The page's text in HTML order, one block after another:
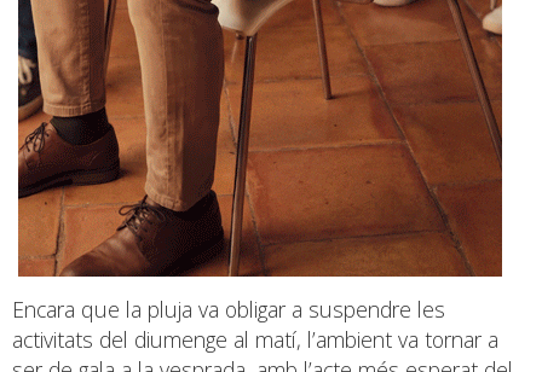
Encara que la pluja va obligar a suspendre les
activitats del diumenge al matí, l’ambient va tornar a